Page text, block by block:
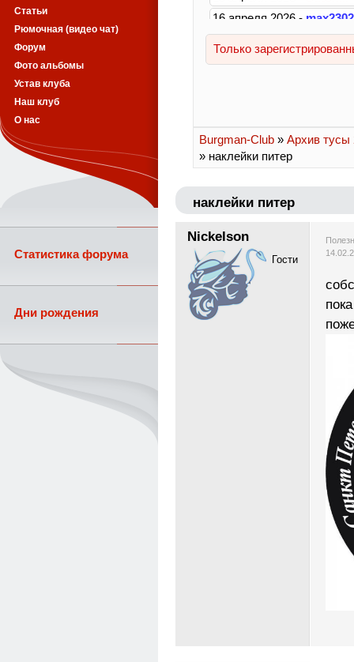
Burgman-Club » Архив тусы
» наклейки питер
наклейки питер
Nickelson
Гости
Статьи
Рюмочная (видео чат)
Форум
Фото альбомы
Устав клуба
Наш клуб
О нас
Статистика форума
Дни рождения